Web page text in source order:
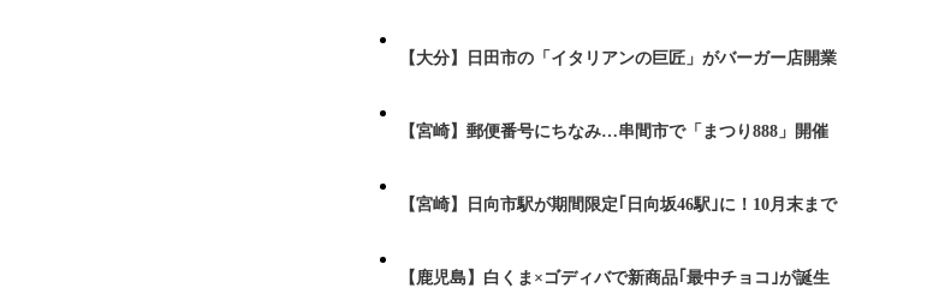
【大分】日田市の「イタリアンの巨匠」がバーガー店開業
【宮崎】郵便番号にちなみ…串間市で「まつり888」開催
【宮崎】日向市駅が期間限定｢日向坂46駅｣に！10月末まで
【鹿児島】白くま×ゴディバで新商品｢最中チョコ｣が誕生